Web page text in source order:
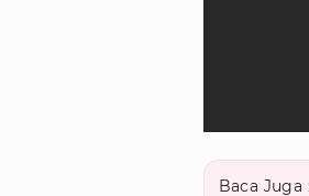
Baca Juga :